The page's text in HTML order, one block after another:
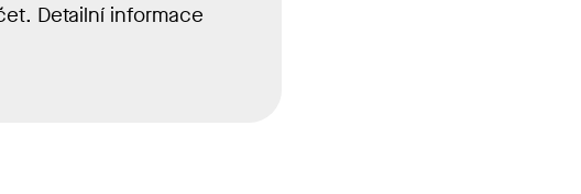
Detailní informace